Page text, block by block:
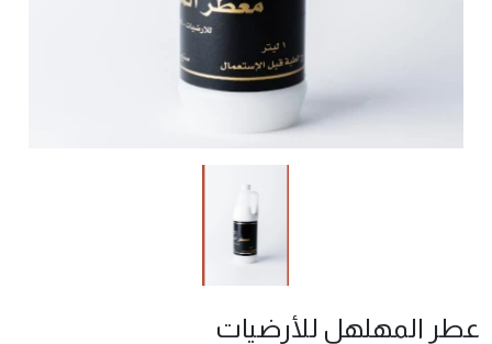
عطر المهلهل للأرضيات